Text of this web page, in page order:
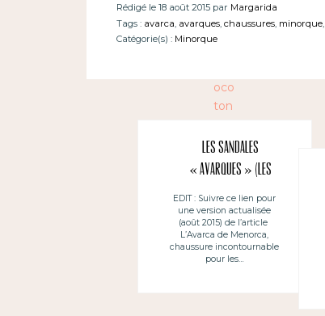
Rédigé le 18 août 2015 par Margarida
Tags : avarca, avarques, chaussures, minorque,
Catégorie(s) : Minorque
Les sandales
« avarques » (les
minorquines)
EDIT : Suivre ce lien pour
une version actualisée
(août 2015) de l’article
L’Avarca de Menorca,
chaussure incontournable
pour les…